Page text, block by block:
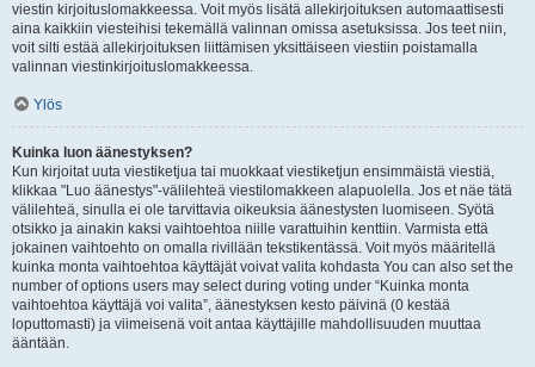
viestin kirjoituslomakkeessa. Voit myös lisätä allekirjoituksen automaattisesti
aina kaikkiin viesteihisi tekemällä valinnan omissa asetuksissa. Jos teet niin,
voit silti estää allekirjoituksen liittämisen yksittäiseen viestiin poistamalla
valinnan viestinkirjoituslomakkeessa.
Ylös
Kuinka luon äänestyksen?
Kun kirjoitat uuta viestiketjua tai muokkaat viestiketjun ensimmäistä viestiä,
klikkaa "Luo äänestys"-välilehteä viestilomakkeen alapuolella. Jos et näe tätä
välilehteä, sinulla ei ole tarvittavia oikeuksia äänestysten luomiseen. Syötä
otsikko ja ainakin kaksi vaihtoehtoa niille varattuihin kenttiin. Varmista että
jokainen vaihtoehto on omalla rivillään tekstikentässä. Voit myös määritellä
kuinka monta vaihtoehtoa käyttäjät voivat valita kohdasta You can also set the
number of options users may select during voting under “Kuinka monta
vaihtoehtoa käyttäjä voi valita”, äänestyksen kesto päivinä (0 kestää
loputtomasti) ja viimeisenä voit antaa käyttäjille mahdollisuuden muuttaa
ääntään.